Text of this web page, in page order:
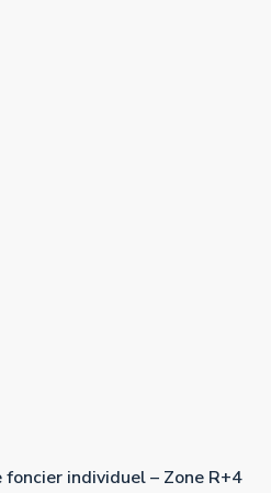
individuel – Zone R+4